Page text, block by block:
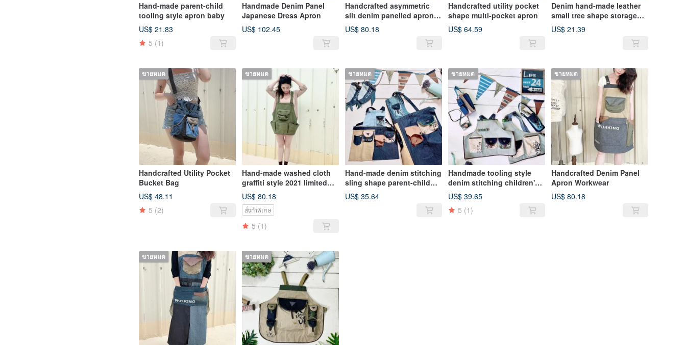
Hand-made parent-child
tooling style apron baby
US$ 21.83
5 (1)
Handmade Denim Panel
Japanese Dress Apron
US$ 102.45
Handcrafted asymmetric
slit denim panelled apron
for men
US$ 80.18
Handcrafted utility pocket
shape multi-pocket apron
US$ 64.59
Denim hand-made leather
small tree shape storage
bag stationery storage bag
US$ 21.39
ขายหมด
Handcrafted Utility Pocket
Bucket Bag
US$ 48.11
5 (2)
ขายหมด
Hand-made washed cloth
graffiti style 2021 limited
apron
US$ 80.18
สั่งทำพิเศษ
5 (1)
ขายหมด
Hand-made denim stitching
sling shape parent-child
children's apron
US$ 35.64
ขายหมด
Handmade tooling style
denim stitching children's
apron
US$ 39.65
5 (1)
ขายหมด
Handcrafted Denim Panel
Apron Workwear
US$ 80.18
ขายหมด ขายหมด